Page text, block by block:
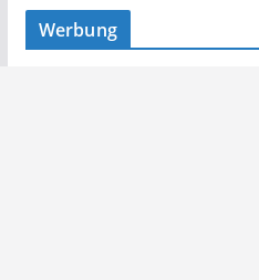
Werbung